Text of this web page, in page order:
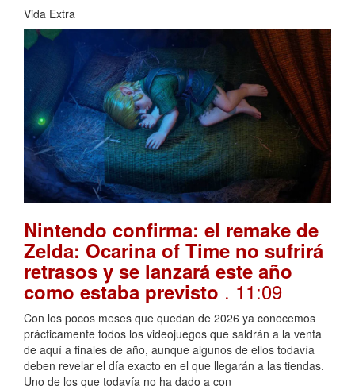
Vida Extra
Nintendo confirma: el remake de
Zelda: Ocarina of Time no sufrirá
retrasos y se lanzará este año
como estaba previsto . 11:09
Con los pocos meses que quedan de 2026 ya conocemos
prácticamente todos los videojuegos que saldrán a la venta
de aquí a finales de año, aunque algunos de ellos todavía
deben revelar el día exacto en el que llegarán a las tiendas.
Uno de los que todavía no ha dado a con